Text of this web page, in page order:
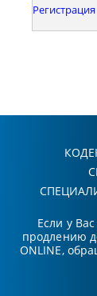
Регистрация
Если у
продлению
ONLINE,